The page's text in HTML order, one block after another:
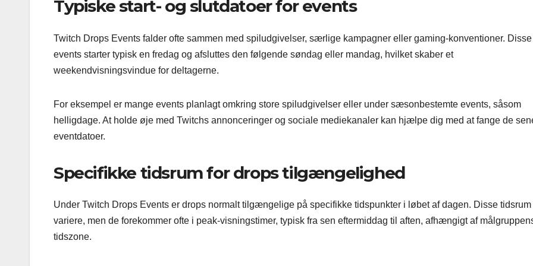
Typiske start- og slutdatoer for events
Twitch Drops Events falder ofte sammen med spiludgivelser, særlige kampagner eller gaming-konventioner. Disse
events starter typisk en fredag og afsluttes den følgende søndag eller mandag, hvilket skaber et
weekendvisningsvindue for deltagerne.
For eksempel er mange events planlagt omkring store spiludgivelser eller under sæsonbestemte events, såsom
helligdage. At holde øje med Twitchs annonceringer og sociale mediekanaler kan hjælpe dig med at fange de
eventdatoer.
Specifikke tidsrum for drops tilgængelighed
Under Twitch Drops Events er drops normalt tilgængelige på specifikke tidspunkter i løbet af dagen. Disse tidsrum
variere, men de forekommer ofte i peak-visningstimer, typisk fra sen eftermiddag til aften, afhængigt af
tidszone.